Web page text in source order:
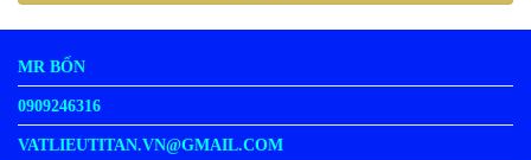
MR BỐN
0909246316
VATLIEUTITAN.VN@GMAIL.COM